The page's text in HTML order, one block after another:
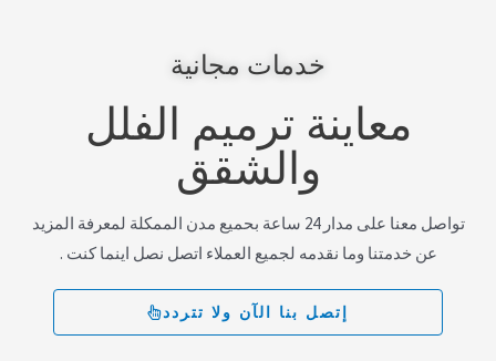
خدمات مجانية
معاينة ترميم الفلل
والشقق
تواصل معنا على مدار 24 ساعة بحميع مدن الممكلة لمعرفة المزيد
عن خدمتنا وما نقدمه لجميع العملاء اتصل نصل اينما كنت .
إتصل بنا الآن ولا تتردد